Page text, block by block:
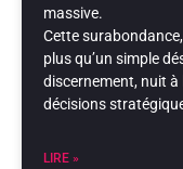
massive.
Cette
plus qu’un simple
discernement, nuit
décisions
LIRE »